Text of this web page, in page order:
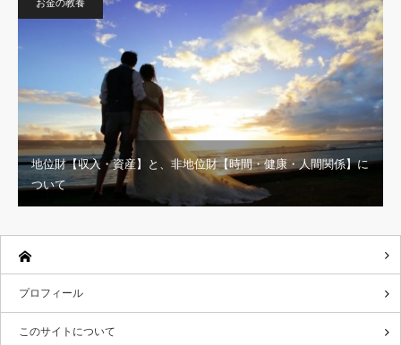
お金の教養
地位財【収入・資産】と、非地位財【時間・健康・人間関係】に
ついて
プロフィール
このサイトについて